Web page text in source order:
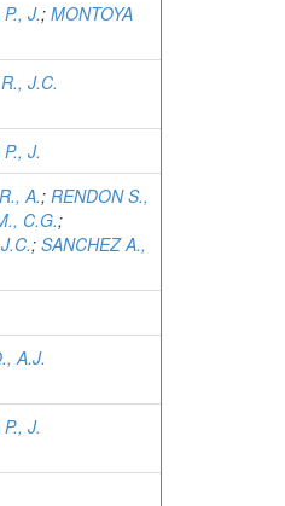
J.; MONTOYA
J.C.
J.
A.; RENDON S.,
C.G.;
; SANCHEZ A.,
A.J.
J.